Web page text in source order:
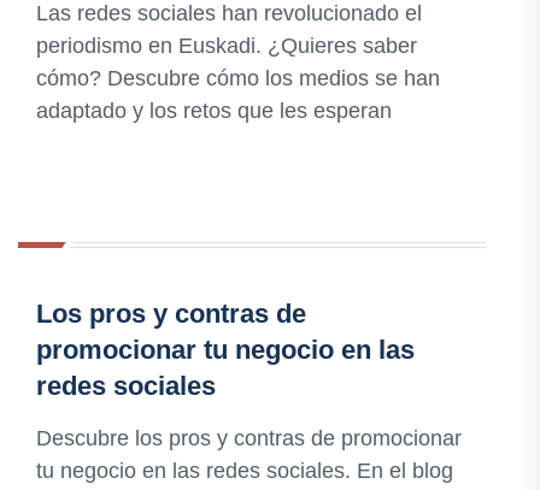
Las redes sociales han revolucionado el
periodismo en Euskadi. ¿Quieres saber
cómo? Descubre cómo los medios se han
adaptado y los retos que les esperan
Los pros y contras de
promocionar tu negocio en las
redes sociales
Descubre los pros y contras de promocionar
tu negocio en las redes sociales. En el blog